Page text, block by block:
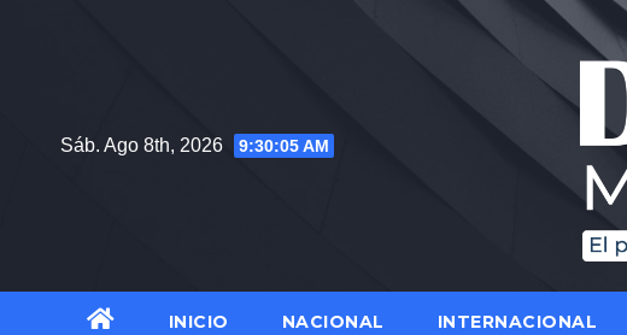
Sáb. Ago 8th, 2026 9:30:05 AM
INICIO NACIONAL INTERNACIONAL